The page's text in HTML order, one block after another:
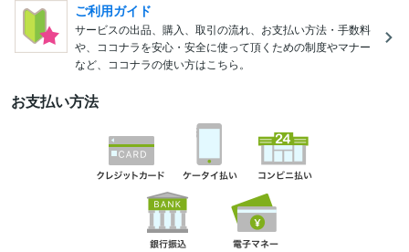
ご利用ガイド
サービスの出品、購入、取引の流れ、お支払い方法・手数料
や、ココナラを安心・安全に使って頂くための制度やマナー
など、ココナラの使い方はこちら。
お支払い方法